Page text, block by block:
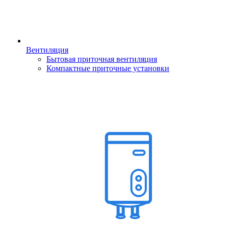
Вентиляция
Бытовая приточная вентиляция
Компактные приточные установки